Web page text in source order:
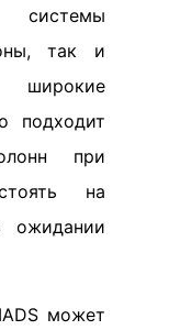
так и
подходит
при
на
ожидании
может